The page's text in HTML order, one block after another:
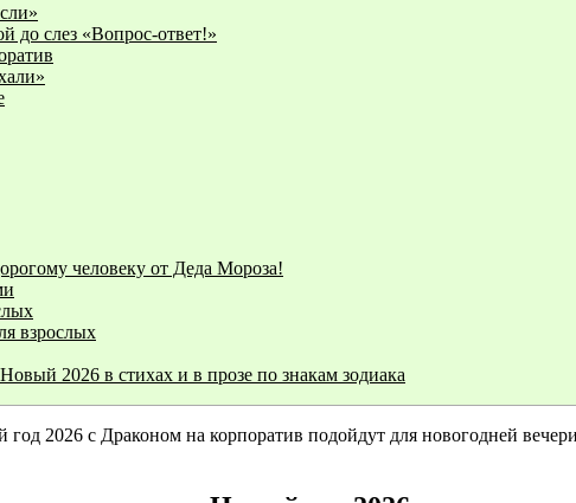
до слез «Вопрос-ответ!»
человеку от Деда Мороза!
взрослых
2026 в стихах и в прозе по знакам зодиака
2026 с Драконом на корпоратив подойдут для новогодней